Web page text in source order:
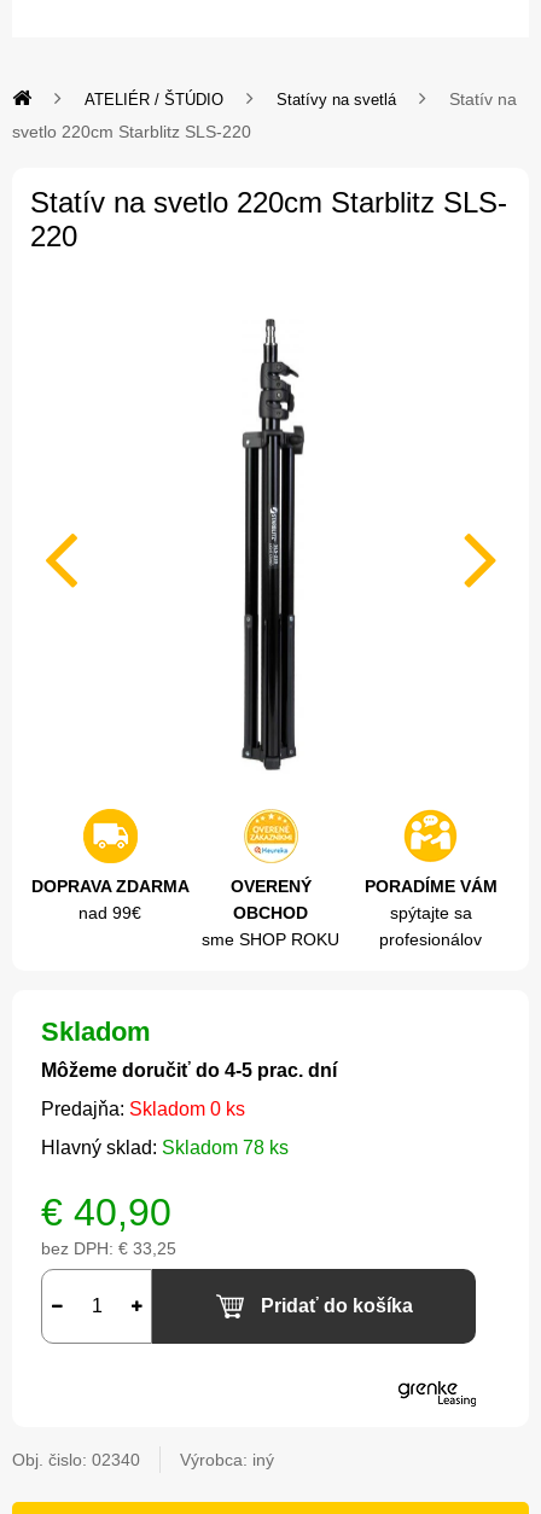
ATELIÉR / ŠTÚDIO Statívy na svetlá
Statív na
svetlo 220cm Starblitz SLS-220
Statív na svetlo 220cm Starblitz SLS-
220
DOPRAVA ZDARMA
nad 99€
OVERENÝ
OBCHOD
sme SHOP ROKU
PORADÍME VÁM
spýtajte sa
profesionálov
Skladom
Môžeme doručiť do 4-5 prac. dní
Predajňa: Skladom 0 ks
Hlavný sklad: Skladom 78 ks
€ 40,90
bez DPH: € 33,25
Pridať do košíka
Obj. čislo: 02340 Výrobca: iný